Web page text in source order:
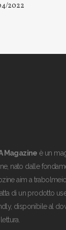
2022
Magazine è un
nato dalle
aim a
di un prodotto
disponibile al